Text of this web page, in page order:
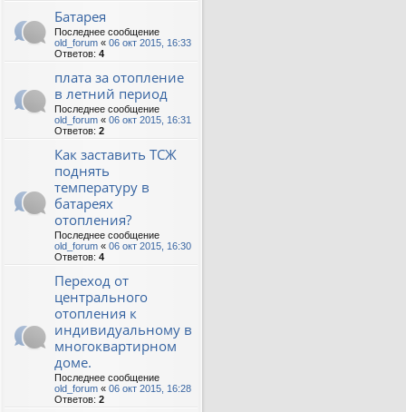
Батарея
Последнее сообщение
old_forum « 06 окт 2015, 16:33
Ответов: 4
плата за отопление
в летний период
Последнее сообщение
old_forum « 06 окт 2015, 16:31
Ответов: 2
Как заставить ТСЖ
поднять
температуру в
батареях
отопления?
Последнее сообщение
old_forum « 06 окт 2015, 16:30
Ответов: 4
Переход от
центрального
отопления к
индивидуальному в
многоквартирном
доме.
Последнее сообщение
old_forum « 06 окт 2015, 16:28
Ответов: 2